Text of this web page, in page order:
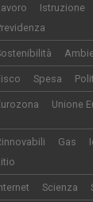
Istruzione
Spesa
Unione
Gas
Scienza